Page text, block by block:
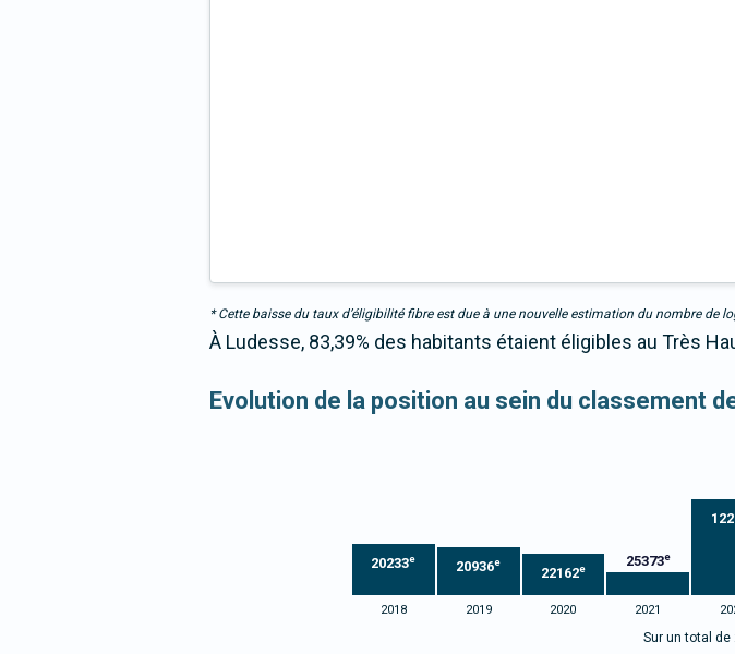
* Cette baisse du taux d’éligibilité fibre est due à une nouvelle estimation du nombre de
À Ludesse, 83,39% des habitants étaient éligibles au Très
Evolution de la position au sein du classement
20233e 20936e
22162e 25373e
2018 2019 2020 2021
Sur un total